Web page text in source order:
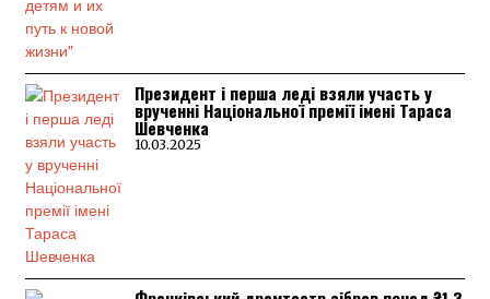
Президент і перша леді взяли участь у
врученні Національної премії імені Тараса
Шевченка
10.03.2025